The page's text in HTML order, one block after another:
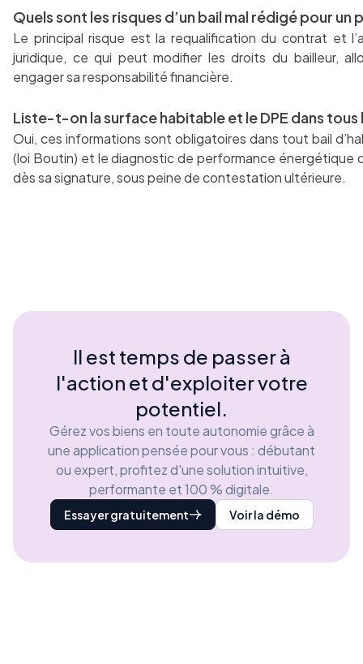
Quels sont les risques d’un bail mal rédigé pour un
Le principal risque est la requalification du contrat et
juridique, ce qui peut modifier les droits du bailleur,
engager sa responsabilité financière.
Liste-t-on la surface habitable et le DPE dans tous
Oui, ces informations sont obligatoires dans tout bail
(loi Boutin) et le diagnostic de performance énergétique
dès sa signature, sous peine de contestation ultérieure.
Il est temps de passer à
l'action et d'exploiter votre
potentiel.
Gérez vos biens en toute autonomie grâce à
une application pensée pour vous : débutant
ou expert, profitez d'une solution intuitive,
performante et 100 % digitale.
Essayer gratuitement Voir la démo